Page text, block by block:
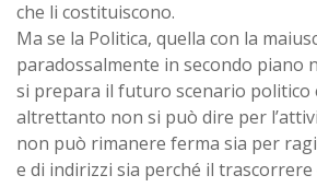
che li costituiscono.
Ma se la Politica, quella con la
paradossalmente in secondo piano
si prepara il futuro scenario politico
altrettanto non si può dire per
non può rimanere ferma sia per
e di indirizzi sia perché il